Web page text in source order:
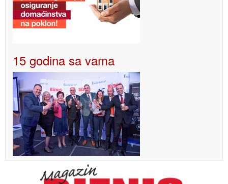
15 godina sa vama